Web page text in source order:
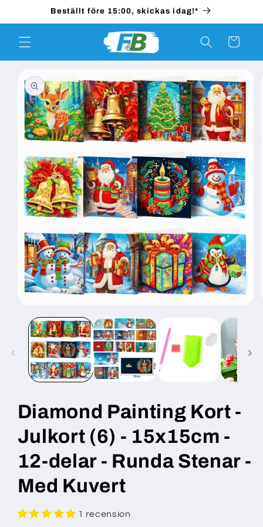
Beställt före 15:00, skickas idag!*
Varukorg
vidare till
mediet
modalfönster
Diamond Painting Kort -
Julkort (6) - 15x15cm -
12-delar - Runda Stenar -
Med Kuvert
1 recension